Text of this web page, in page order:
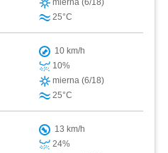
mierna (6/18)
25°C
10 km/h
10%
mierna (6/18)
25°C
13 km/h
24%